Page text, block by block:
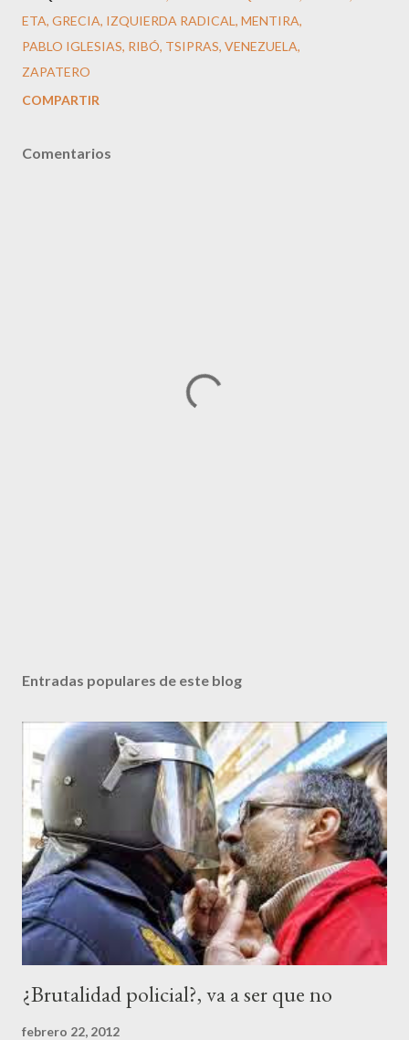
ETA GRECIA IZQUIERDA RADICAL MENTIRA
PABLO IGLESIAS RIBÓ TSIPRAS VENEZUELA
ZAPATERO
COMPARTIR
Comentarios
Entradas populares de este blog
¿Brutalidad policial?, va a ser que no
febrero 22, 2012